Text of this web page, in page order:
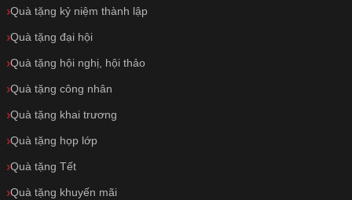
Quà tặng kỷ niệm thành lập
Quà tặng đại hội
Quà tặng hội nghị, hội thảo
Quà tặng công nhân
Quà tặng khai trương
Quà tặng họp lớp
Quà tặng Tết
Quà tặng khuyến mãi